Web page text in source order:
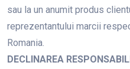
sau la un anumit produs
reprezentantului marcii
Romania.
DECLINAREA